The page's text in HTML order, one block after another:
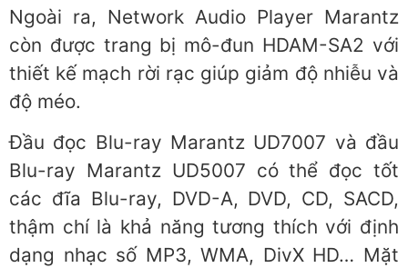
Ngoài ra, Network Audio Player Marantz
còn được trang bị mô-đun HDAM-SA2 với
thiết kế mạch rời rạc giúp giảm độ nhiễu và
độ méo.
Đầu đọc Blu-ray Marantz UD7007 và đầu
Blu-ray Marantz UD5007 có thể đọc tốt
các đĩa Blu-ray, DVD-A, DVD, CD, SACD,
thậm chí là khả năng tương thích với định
dạng nhạc số MP3, WMA, DivX HD… Mặt